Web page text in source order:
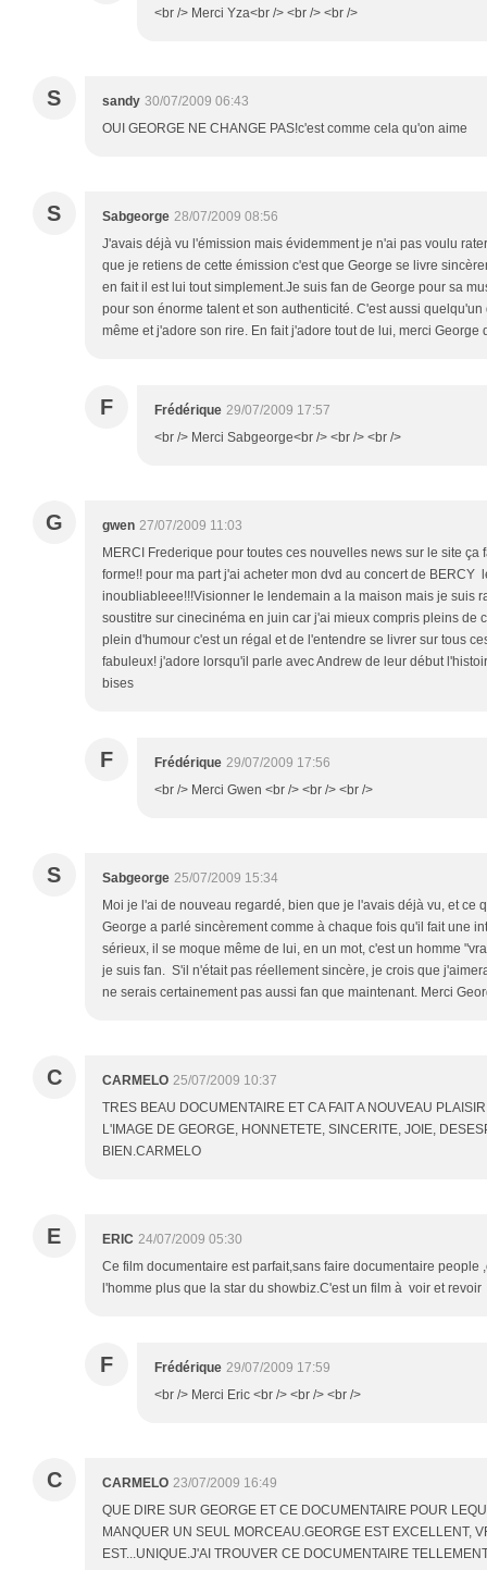
<br /> Merci Yza<br /> <br /> <br />
S sandy 30/07/2009 06:43
OUI GEORGE NE CHANGE PAS!c'est comme cela qu'on aime
S Sabgeorge 28/07/2009 08:56
J'avais déjà vu l'émission mais évidemment je n'ai pas voulu
que je retiens de cette émission c'est que George se livre
en fait il est lui tout simplement.Je suis fan de George pour sa
pour son énorme talent et son authenticité. C'est aussi
même et j'adore son rire. En fait j'adore tout de lui, merci George
F Frédérique 29/07/2009 17:57
<br /> Merci Sabgeorge<br /> <br /> <br />
G gwen 27/07/2009 11:03
MERCI Frederique pour toutes ces nouvelles news sur le site
forme!! pour ma part j'ai acheter mon dvd au concert de BERCY
inoubliableee!!!Visionner le lendemain a la maison mais je suis
soustitre sur cinecinéma en juin car j'ai mieux compris pleins de
plein d'humour c'est un régal et de l'entendre se livrer sur tous
fabuleux! j'adore lorsqu'il parle avec Andrew de leur début
bises
F Frédérique 29/07/2009 17:56
<br /> Merci Gwen <br /> <br /> <br />
S Sabgeorge 25/07/2009 15:34
Moi je l'ai de nouveau regardé, bien que je l'avais déjà vu, et ce
George a parlé sincèrement comme à chaque fois qu'il fait une
sérieux, il se moque même de lui, en un mot, c'est un homme
je suis fan. S'il n'était pas réellement sincère, je crois que
ne serais certainement pas aussi fan que maintenant. Merci
C CARMELO 25/07/2009 10:37
TRES BEAU DOCUMENTAIRE ET CA FAIT A NOUVEAU
L'IMAGE DE GEORGE, HONNETETE, SINCERITE, JOIE,
BIEN.CARMELO
E ERIC 24/07/2009 05:30
Ce film documentaire est parfait,sans faire documentaire people
l'homme plus que la star du showbiz.C'est un film à voir et revoir
F Frédérique 29/07/2009 17:59
<br /> Merci Eric <br /> <br /> <br />
C CARMELO 23/07/2009 16:49
QUE DIRE SUR GEORGE ET CE DOCUMENTAIRE POUR
MANQUER UN SEUL MORCEAU.GEORGE EST EXCELLENT,
EST...UNIQUE.J'AI TROUVER CE DOCUMENTAIRE